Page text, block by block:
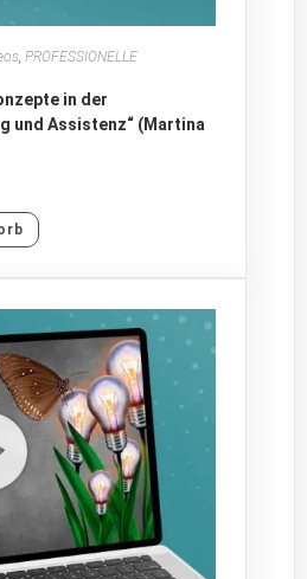
,PROFESSIONELLE
in der
und Assistenz“ (Martina